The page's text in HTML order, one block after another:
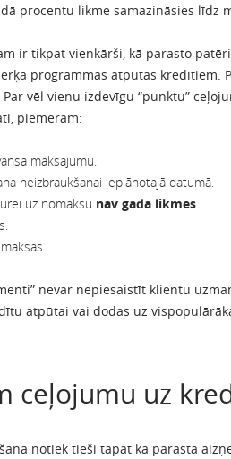
procentu likme samazināsies līdz
ir tikpat vienkārši, kā parasto
programmas atpūtas kredītiem.
vēl vienu izdevīgu “punktu”
piemēram:
maksājumu.
neizbraukšanai ieplānotajā datumā.
uz nomaksu nav gada likmes.
nevar nepiesaistīt klientu
atpūtai vai dodas uz
ceļojumu uz
notiek tieši tāpat kā parasta